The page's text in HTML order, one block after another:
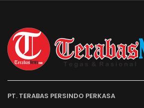
PT. TERABAS PERSINDO PERKASA